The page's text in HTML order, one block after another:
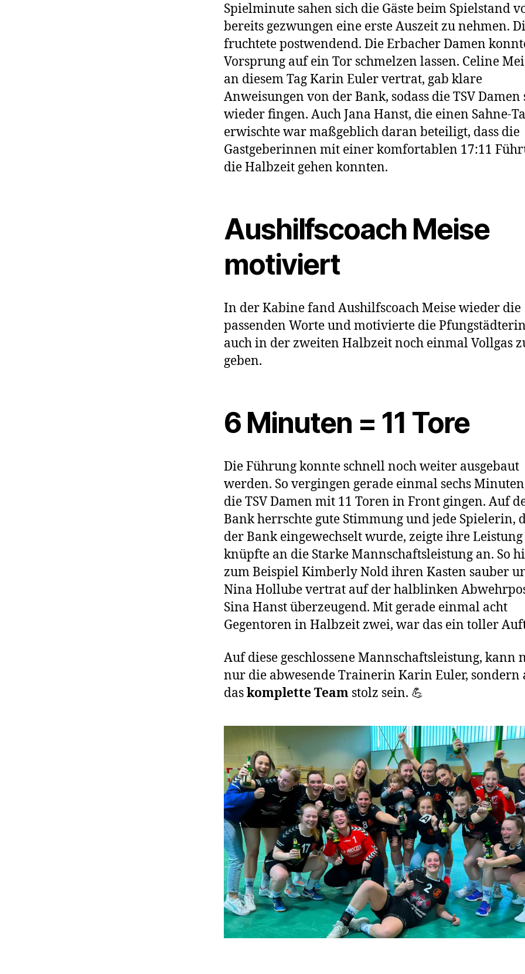
Spielminute sahen sich die Gäste beim Spielstand
bereits gezwungen eine erste Auszeit zu nehmen.
fruchtete postwendend. Die Erbacher Damen
Vorsprung auf ein Tor schmelzen lassen. Celine
an diesem Tag Karin Euler vertrat, gab klare
Anweisungen von der Bank, sodass die TSV Damen
wieder fingen. Auch Jana Hanst, die einen Sahne-
erwischte war maßgeblich daran beteiligt, dass die
Gastgeberinnen mit einer komfortablen 17:11
die Halbzeit gehen konnten.
Aushilfscoach Meise
motiviert
In der Kabine fand Aushilfscoach Meise wieder die
passenden Worte und motivierte die
auch in der zweiten Halbzeit noch einmal Vollgas
geben.
6 Minuten = 11 Tore
Die Führung konnte schnell noch weiter ausgebaut
werden. So vergingen gerade einmal sechs
die TSV Damen mit 11 Toren in Front gingen. Auf
Bank herrschte gute Stimmung und jede Spielerin,
der Bank eingewechselt wurde, zeigte ihre
knüpfte an die Starke Mannschaftsleistung an. So
zum Beispiel Kimberly Nold ihren Kasten sauber
Nina Hollube vertrat auf der halblinken
Sina Hanst überzeugend. Mit gerade einmal acht
Gegentoren in Halbzeit zwei, war das ein toller
Auf diese geschlossene Mannschaftsleistung, kann
nur die abwesende Trainerin Karin Euler, sondern
daskomplette Team stolz sein. 💪